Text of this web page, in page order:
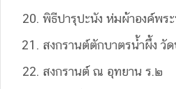
พิธีปารุปะนัง ห่มผ้าองค์พร
สงกรานต์ตักบาตรน้ำผึ้ง วัด
สงกรานต์ ณ อุทยาน ร.๒